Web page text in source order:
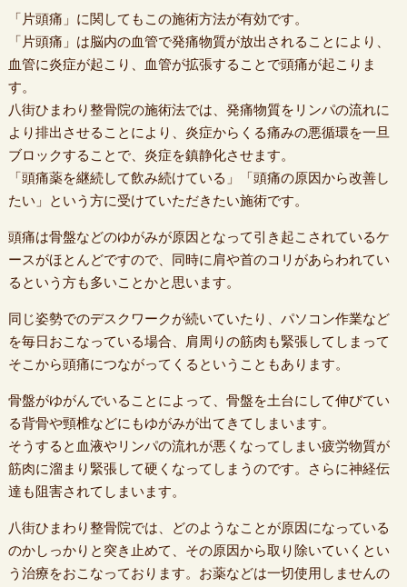
「片頭痛」に関してもこの施術方法が有効です。
「片頭痛」は脳内の血管で発痛物質が放出されることにより、
血管に炎症が起こり、血管が拡張することで頭痛が起こりま
す。
八街ひまわり整骨院の施術法では、発痛物質をリンパの流れに
より排出させることにより、炎症からくる痛みの悪循環を一旦
ブロックすることで、炎症を鎮静化させます。
「頭痛薬を継続して飲み続けている」「頭痛の原因から改善し
たい」という方に受けていただきたい施術です。
頭痛は骨盤などのゆがみが原因となって引き起こされているケ
ースがほとんどですので、同時に肩や首のコリがあらわれてい
るという方も多いことかと思います。
同じ姿勢でのデスクワークが続いていたり、パソコン作業など
を毎日おこなっている場合、肩周りの筋肉も緊張してしまって
そこから頭痛につながってくるということもあります。
骨盤がゆがんでいることによって、骨盤を土台にして伸びてい
る背骨や頸椎などにもゆがみが出てきてしまいます。
そうすると血液やリンパの流れが悪くなってしまい疲労物質が
筋肉に溜まり緊張して硬くなってしまうのです。さらに神経伝
達も阻害されてしまいます。
八街ひまわり整骨院では、どのようなことが原因になっている
のかしっかりと突き止めて、その原因から取り除いていくとい
う治療をおこなっております。お薬などは一切使用しませんの